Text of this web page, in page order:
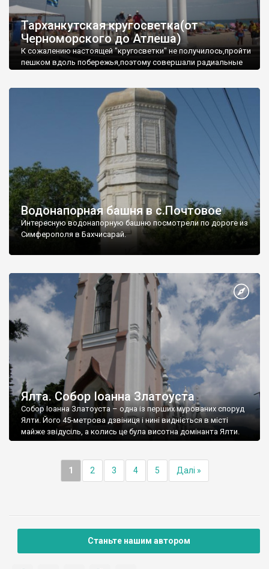
Тарханкутская кругосветка(от
Черноморского до Атлеша)
К сожалению настоящей "кругосветки" не получилось,пройти
пешком вдоль побережья,поэтому совершали радиальные
Водонапорная башня в с.Почтовое
Интересную водонапорную башню посмотрели по дороге из
Симферополя в Бахчисарай.
Ялта. Собор Іоанна Златоуста
Собор Іоанна Златоуста – одна із перших мурованих споруд
Ялти. Його 45-метрова дзвіниця і нині видніється в місті
майже звідусіль, а колись це була висотна домінанта Ялти.
1 2 3 4 5 Далі »
Станьте нашим автором